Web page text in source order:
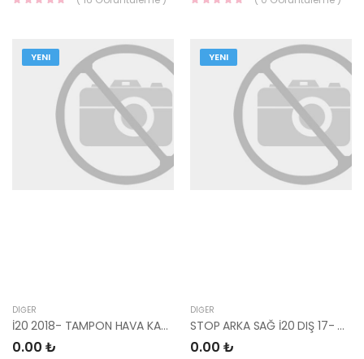
YENI
DIĞER
İ20 2018- TAMPON HAVA KANALI SOL 86571-C8AA0-HMC
0.00 ₺
YENI
DIĞER
STOP ARKA SAĞ İ20 DIŞ 17- 92402-C8600-HMC
0.00 ₺